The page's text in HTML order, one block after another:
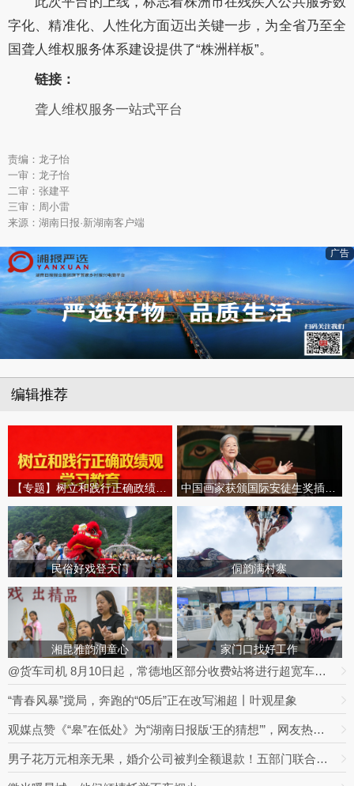
字化、精准化、人性化方面迈出关键一步，为全省乃至全
国聋人维权服务体系建设提供了“株洲样板”。
链接：
聋人维权服务一站式平台
责编：龙子怡
一审：龙子怡
二审：张建平
三审：周小雷
来源：湖南日报·新湖南客户端
广告
编辑推荐
民俗好戏登天门 侗韵满村寨
湘昆雅韵润童心 家门口找好工作
@货车司机 8月10日起，常德地区部分收费站将进行超宽车道改造
“青春风暴”搅局，奔跑的“05后”正在改写湘超丨叶观星象
观媒点赞《“皋”在低处》为“湖南日报版‘王的猜想’”，网友热议：党报头版可以这么起标题
男子花万元相亲无果，婚介公司被判全额退款！五部门联合整治婚介七大乱象